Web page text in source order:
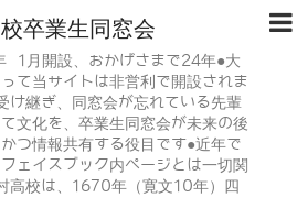
卒業生同窓会
1月開設、おかげさまで24年●大
て当サイトは非営利で開設されま
け継ぎ、同窓会が忘れている先輩
文化を、卒業生同窓会が未来の後
つ情報共有する役目です●近年で
ェイスブック内ページとは一切関
高校は、1670年（寛文10年）四